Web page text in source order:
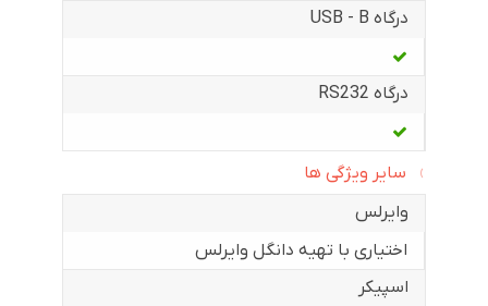
درگاه USB - B
درگاه RS232
سایر ویژگی ها
وایرلس
اختیاری با تهیه دانگل وایرلس
اسپیکر